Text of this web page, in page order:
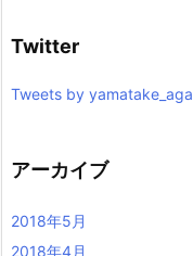
Twitter
Tweets by yamatake_aga
アーカイブ
2018年5月
2018年4月